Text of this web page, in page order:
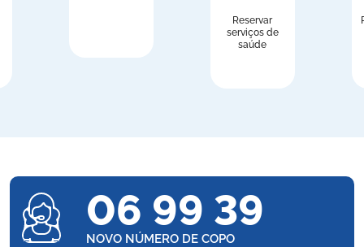
Reservar
serviços de
saúde
06 99 39
NOVO NÚMERO DE COPO